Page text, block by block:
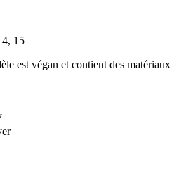
15
est végan et contient des matériaux